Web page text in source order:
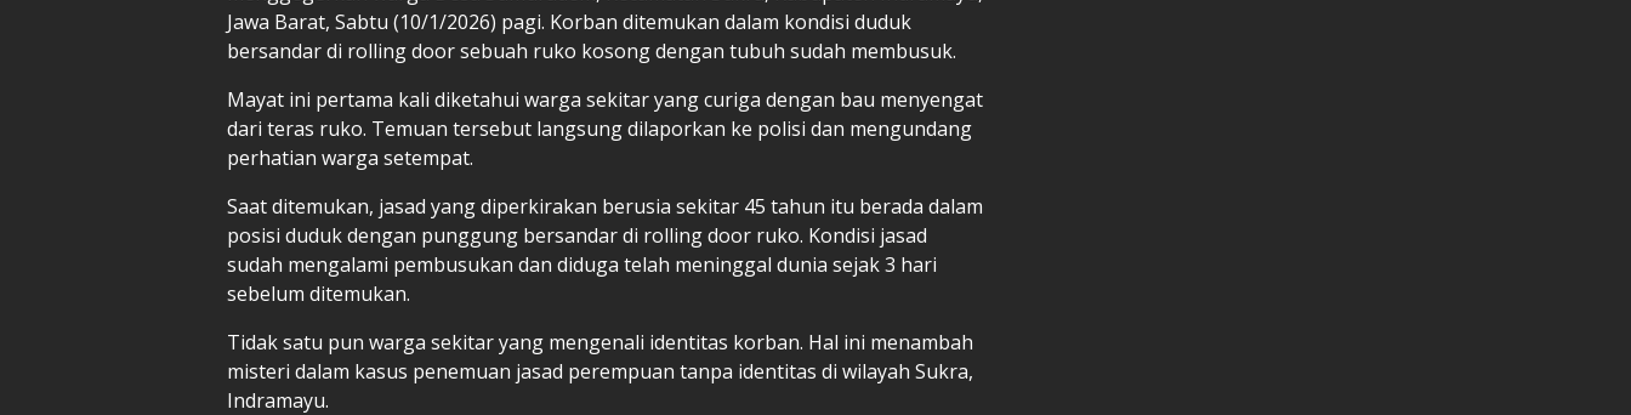
Jawa Barat, Sabtu (10/1/2026) pagi. Korban ditemukan dalam kondisi duduk
bersandar di rolling door sebuah ruko kosong dengan tubuh sudah membusuk.
Mayat ini pertama kali diketahui warga sekitar yang curiga dengan bau menyengat
dari teras ruko. Temuan tersebut langsung dilaporkan ke polisi dan mengundang
perhatian warga setempat.
Saat ditemukan, jasad yang diperkirakan berusia sekitar 45 tahun itu berada dalam
posisi duduk dengan punggung bersandar di rolling door ruko. Kondisi jasad
sudah mengalami pembusukan dan diduga telah meninggal dunia sejak 3 hari
sebelum ditemukan.
Tidak satu pun warga sekitar yang mengenali identitas korban. Hal ini menambah
misteri dalam kasus penemuan jasad perempuan tanpa identitas di wilayah Sukra,
Indramayu.